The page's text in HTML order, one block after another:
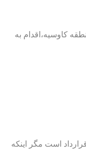
کاوسیه،اقدام به
قرارداد است مگر اینکه